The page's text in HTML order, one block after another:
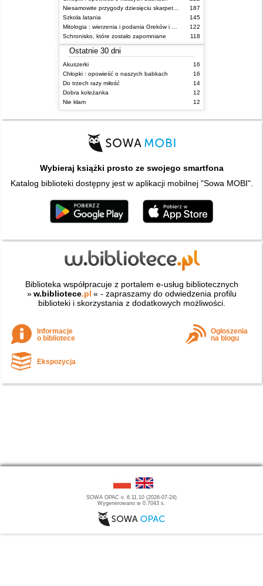
Niesamowite przygody dziesięciu skarpetek (czterech prawych i sześciu lewych)
187
Szkoła latania
145
Mitologia : wierzenia i podania Greków i Rzymian
122
Schronisko, które zostało zapomniane
118
Ostatnie 30 dni
Akuszerki
16
Chłopki : opowieść o naszych babkach
16
Do trzech razy miłość
14
Dobra koleżanka
12
Nie kłam
12
Wybieraj książki prosto ze swojego smartfona
Katalog biblioteki dostępny jest w aplikacji mobilnej "Sowa MOBI".
Biblioteka współpracuje z portalem e-usług bibliotecznych
» w.bibliotece.pl « - zapraszamy do odwiedzenia profilu
biblioteki i skorzystania z dodatkowych możliwości.
Informacje
o bibliotece
Ogłoszenia
na blogu
Ekspozycja
SOWA OPAC v. 6.11.10 (2026-07-24)
Wygenerowano w 0,7043 s.